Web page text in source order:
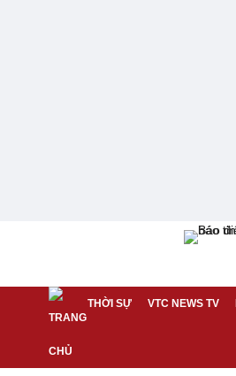
THỜI SỰ VTC NEWS TV